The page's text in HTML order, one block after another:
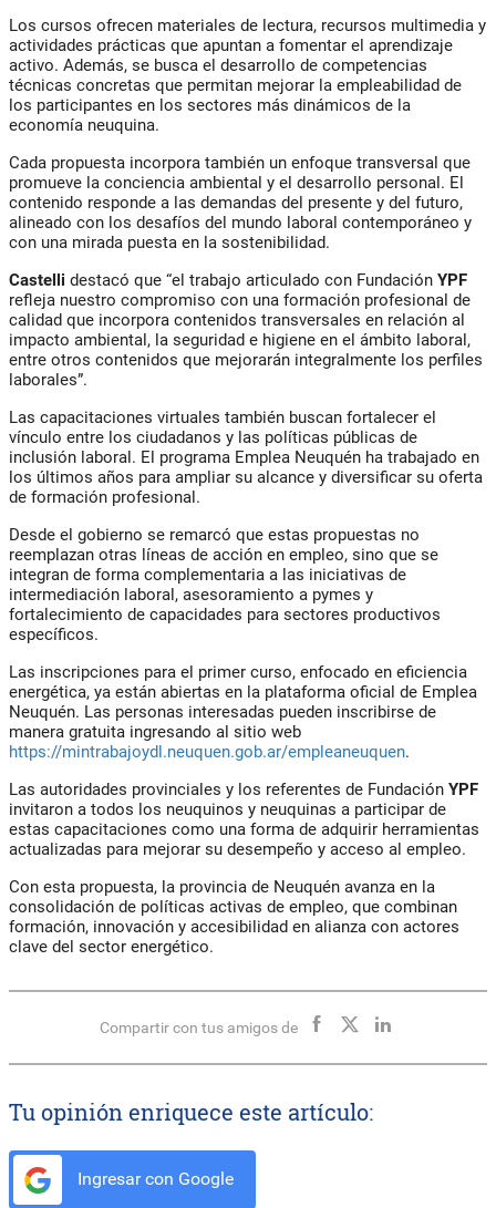
Los cursos ofrecen materiales de lectura, recursos multimedia y
actividades prácticas que apuntan a fomentar el aprendizaje
activo. Además, se busca el desarrollo de competencias
técnicas concretas que permitan mejorar la empleabilidad de
los participantes en los sectores más dinámicos de la
economía neuquina.
Cada propuesta incorpora también un enfoque transversal que
promueve la conciencia ambiental y el desarrollo personal. El
contenido responde a las demandas del presente y del futuro,
alineado con los desafíos del mundo laboral contemporáneo y
con una mirada puesta en la sostenibilidad.
Castelli destacó que “el trabajo articulado con Fundación YPF
refleja nuestro compromiso con una formación profesional de
calidad que incorpora contenidos transversales en relación al
impacto ambiental, la seguridad e higiene en el ámbito laboral,
entre otros contenidos que mejorarán integralmente los perfiles
laborales”.
Las capacitaciones virtuales también buscan fortalecer el
vínculo entre los ciudadanos y las políticas públicas de
inclusión laboral. El programa Emplea Neuquén ha trabajado en
los últimos años para ampliar su alcance y diversificar su oferta
de formación profesional.
Desde el gobierno se remarcó que estas propuestas no
reemplazan otras líneas de acción en empleo, sino que se
integran de forma complementaria a las iniciativas de
intermediación laboral, asesoramiento a pymes y
fortalecimiento de capacidades para sectores productivos
específicos.
Las inscripciones para el primer curso, enfocado en eficiencia
energética, ya están abiertas en la plataforma oficial de Emplea
Neuquén. Las personas interesadas pueden inscribirse de
manera gratuita ingresando al sitio web
https://mintrabajoydl.neuquen.gob.ar/empleaneuquen.
Las autoridades provinciales y los referentes de Fundación YPF
invitaron a todos los neuquinos y neuquinas a participar de
estas capacitaciones como una forma de adquirir herramientas
actualizadas para mejorar su desempeño y acceso al empleo.
Con esta propuesta, la provincia de Neuquén avanza en la
consolidación de políticas activas de empleo, que combinan
formación, innovación y accesibilidad en alianza con actores
clave del sector energético.
Compartir con tus amigos de
Tu opinión enriquece este artículo:
Ingresar con Google